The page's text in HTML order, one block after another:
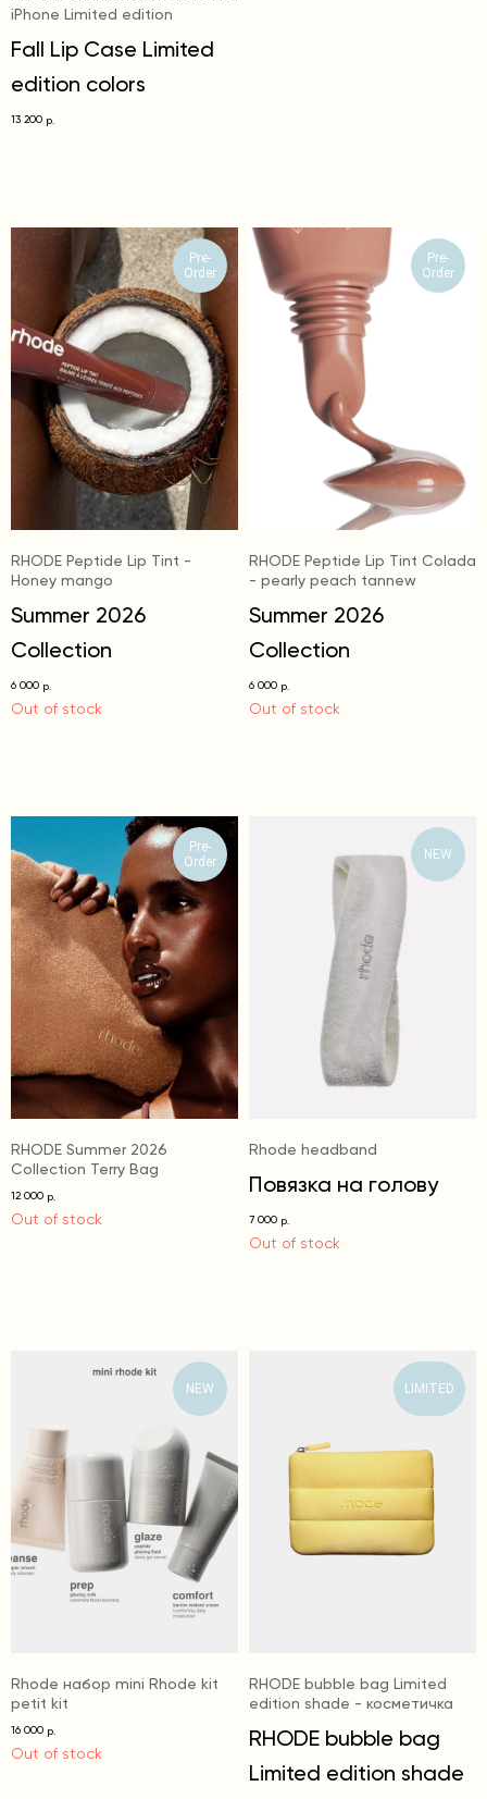
Pre-
Order
RHODE Peptide Lip Tint -
Honey mango
Summer 2026
Collection
6 000 р.
Out of stock
Pre-
Order
RHODE Peptide Lip Tint Colada
- pearly peach tannew
Summer 2026
Collection
6 000 р.
Out of stock
Pre-
Order
RHODE Summer 2026
Collection Terry Bag
12 000 р.
Out of stock
NEW
Rhode headband
Повязка на голову
7 000 р.
Out of stock
NEW
Rhode набор mini Rhode kit
petit kit
16 000 р.
Out of stock
LIMITED
RHODE bubble bag Limited
edition shade - косметичка
RHODE bubble bag
Limited edition shade
iPhone Limited edition
Fall Lip Case Limited
edition colors
13 200 р.